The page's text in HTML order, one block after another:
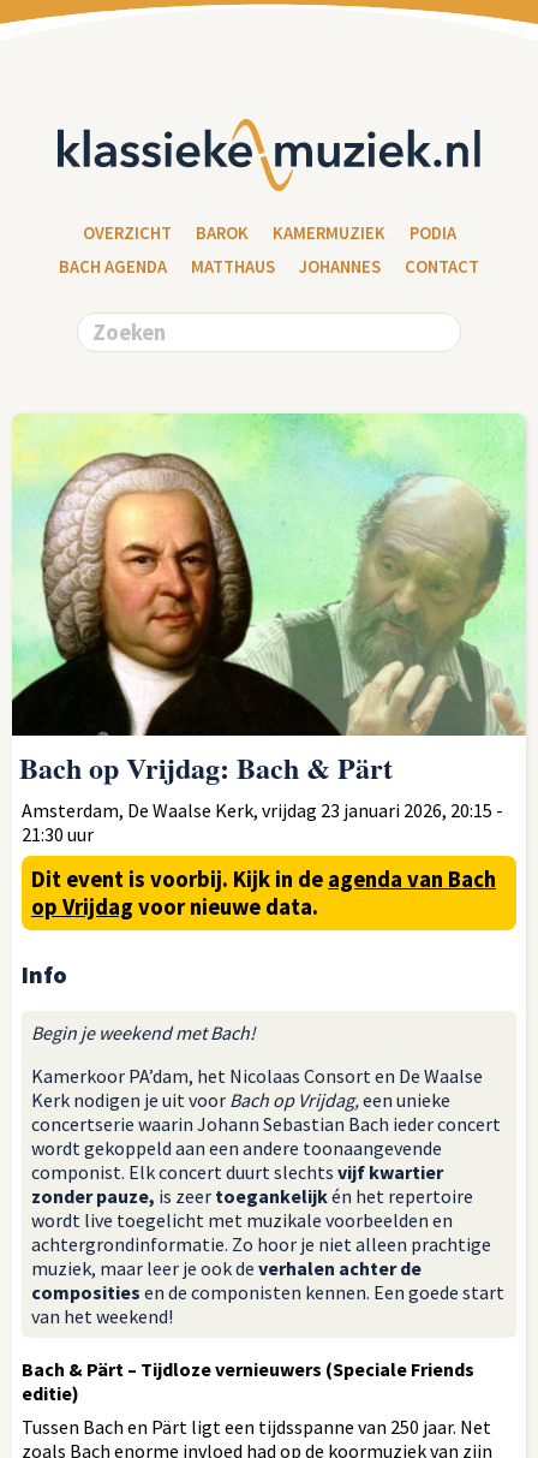
OVERZICHT BAROK KAMERMUZIEK
PODIA
BACH AGENDA
MATTHAUS JOHANNES CONTACT
Bach op Vrijdag: Bach & Pärt
Amsterdam, De Waalse Kerk, vrijdag 23 januari 2026, 20:15 -
21:30 uur
Dit event is voorbij. Kijk in de agenda van Bach
op Vrijdag voor nieuwe data.
Info
Begin je weekend met Bach!
Kamerkoor PA’dam, het Nicolaas Consort en De Waalse
Kerk nodigen je uit voor Bach op Vrijdag,een unieke
concertserie waarin Johann Sebastian Bach ieder concert
wordt gekoppeld aan een andere toonaangevende
componist. Elk concert duurt slechts vijf kwartier
zonder pauze, is zeer toegankelijkén het repertoire
wordt live toegelicht met muzikale voorbeelden en
achtergrondinformatie. Zo hoor je niet alleen prachtige
muziek, maar leer je ook de verhalen achter de
composities en de componisten kennen. Een goede start
van het weekend!
Bach & Pärt – Tijdloze vernieuwers (Speciale Friends
editie)
Tussen Bach en Pärt ligt een tijdsspanne van 250 jaar. Net
zoals Bach enorme invloed had op de koormuziek van zijn